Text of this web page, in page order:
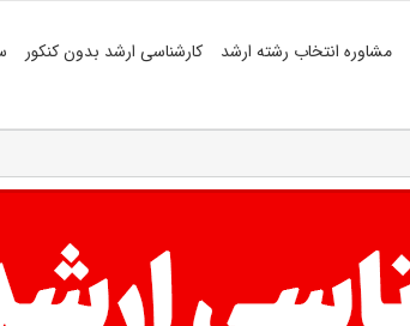
مشاوره انتخاب رشته ارشد کارشناسی ارشد بدون کنکور